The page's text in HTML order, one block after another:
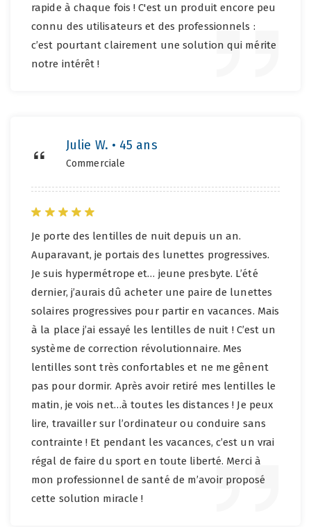
rapide à chaque fois ! C'est un produit encore peu
connu des utilisateurs et des professionnels :
c’est pourtant clairement une solution qui mérite
notre intérêt !
Julie W. • 45 ans
Commerciale
Je porte des lentilles de nuit depuis un an.
Auparavant, je portais des lunettes progressives.
Je suis hypermétrope et… jeune presbyte. L’été
dernier, j’aurais dû acheter une paire de lunettes
solaires progressives pour partir en vacances. Mais
à la place j’ai essayé les lentilles de nuit ! C’est un
système de correction révolutionnaire. Mes
lentilles sont très confortables et ne me gênent
pas pour dormir. Après avoir retiré mes lentilles le
matin, je vois net…à toutes les distances ! Je peux
lire, travailler sur l’ordinateur ou conduire sans
contrainte ! Et pendant les vacances, c’est un vrai
régal de faire du sport en toute liberté. Merci à
mon professionnel de santé de m’avoir proposé
cette solution miracle !